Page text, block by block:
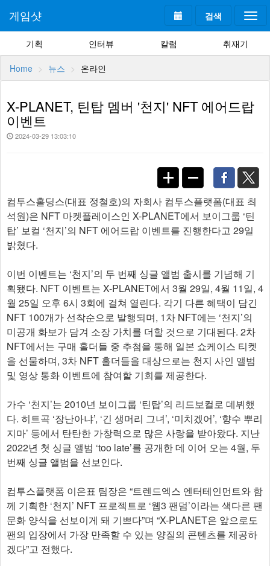
검색
게임샷
기획 인터뷰 칼럼 취재기
Home 뉴스 온라인
X-PLANET, 틴탑 멤버 '천지' NFT 에어드랍
이벤트
2024-03-29 13:03:10
컴투스홀딩스(대표 정철호)의 자회사 컴투스플랫폼(대표 최
석원)은 NFT 마켓플레이스인 X-PLANET에서 보이그룹 ‘틴
탑’ 보컬 ‘천지’의 NFT 에어드랍 이벤트를 진행한다고 29일
밝혔다.
이번 이벤트는 ‘천지’의 두 번째 싱글 앨범 출시를 기념해 기
획됐다. NFT 이벤트는 X-PLANET에서 3월 29일, 4월 11일, 4
월 25일 오후 6시 3회에 걸쳐 열린다. 각기 다른 혜택이 담긴
NFT 100개가 선착순으로 발행되며, 1차 NFT에는 ‘천지’의
미공개 화보가 담겨 소장 가치를 더할 것으로 기대된다. 2차
NFT에서는 구매 홀더들 중 추첨을 통해 일본 쇼케이스 티켓
을 선물하며, 3차 NFT 홀더들을 대상으로는 천지 사인 앨범
및 영상 통화 이벤트에 참여할 기회를 제공한다.
가수 ‘천지’는 2010년 보이그룹 ‘틴탑’의 리드보컬로 데뷔했
다. 히트곡 ‘장난아냐’, ‘긴 생머리 그녀’, ‘미치겠어’, ‘향수 뿌리
지마’ 등에서 탄탄한 가창력으로 많은 사랑을 받아왔다. 지난
2022년 첫 싱글 앨범 ‘too late’를 공개한 데 이어 오는 4월, 두
번째 싱글 앨범을 선보인다.
컴투스플랫폼 이은표 팀장은 “트렌드엑스 엔터테인먼트와 함
께 기획한 ‘천지’ NFT 프로젝트로 ‘웹3 팬덤’이라는 색다른 팬
문화 양식을 선보이게 돼 기쁘다”며 “X-PLANET은 앞으로도
팬의 입장에서 가장 만족할 수 있는 양질의 콘텐츠를 제공하
겠다”고 전했다.